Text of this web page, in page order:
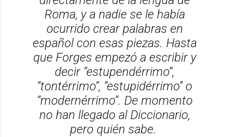
Roma, y a nadie se le había
ocurrido crear palabras en
español con esas piezas. Hasta
que Forges empezó a escribir y
decir “estupendérrimo”,
“tontérrimo”, “estupidérrimo” o
“modernérrimo”. De momento
no han llegado al Diccionario,
pero quién sabe.